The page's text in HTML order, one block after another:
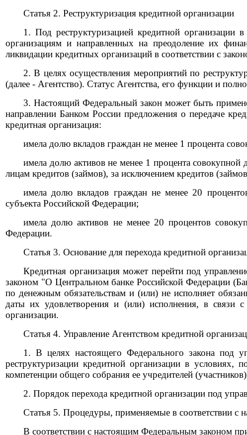
Статья 2. Реструктуризация кредитной организации
1. Под реструктуризацией кредитной
организациям и направленных на преодоление их
ликвидации кредитных организаций в соответствии с
2. В целях осуществления мероприятий по
(далее - Агентство). Статус Агентства, его функции и
3. Настоящий Федеральный закон может быть
направлении Банком России предложения о передаче
кредитная организация:
имела долю вкладов граждан не менее 1 процента
имела долю активов не менее 1 процента
лицам кредитов (займов), за исключением кредитов
имела долю вкладов граждан не менее 20
субъекта Российской Федерации;
имела долю активов не менее 20 процентов
Федерации.
Статья 3. Основание для перехода кредитной
Кредитная организация может перейти под
законом "О Центральном банке Российской Федерации
по денежным обязательствам и (или) не исполняет
даты их удовлетворения и (или) исполнения, в связи с
организации.
Статья 4. Управление Агентством кредитной
1. В целях настоящего Федерального закона под
реструктуризации кредитной организации в
компетенции общего собрания ее учредителей
2. Порядок перехода кредитной организации под
Статья 5. Процедуры, применяемые в соответствии с
В соответствии с настоящим Федеральным законом